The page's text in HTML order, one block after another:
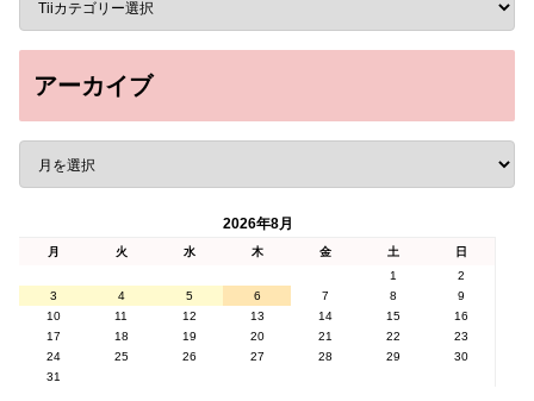
アーカイブ
2026年8月
月 火 水 木 金 土
日
1
2
3
4 5 6 7 8
9
10
11 12 13 14 15
16
17
18 19 20 21 22
23
24
25 26 27 28 29
30
31